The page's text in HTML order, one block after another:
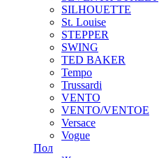
SILHOUETTE
St. Louise
STEPPER
SWING
TED BAKER
Tempo
Trussardi
VENTO
VENTO/VENTOE
Versace
Vogue
Пол